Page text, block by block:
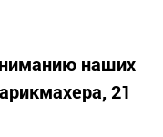
наших
21